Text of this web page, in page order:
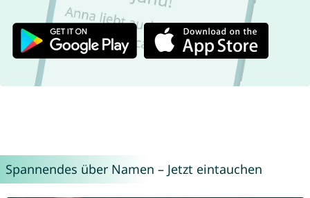
Spannendes über Namen – Jetzt eintauchen